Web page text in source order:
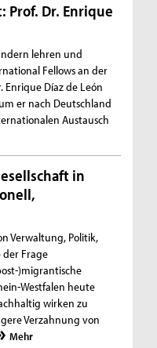
Prof. Dr. Enrique
lehren und
Fellows an der
Enrique Díaz de León
er nach Deutschland
Austausch
in
Verwaltung, Politik,
Frage
)migrantische
Westfalen heute
wirken zu
Verzahnung von
Mehr